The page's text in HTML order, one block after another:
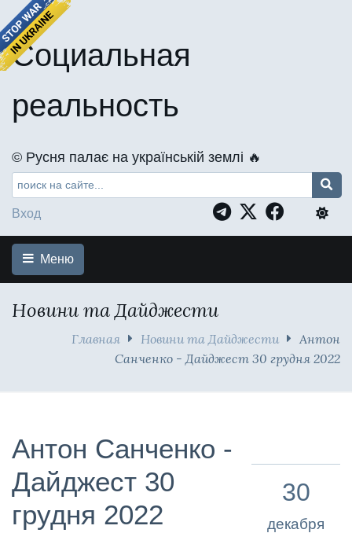
Социальная
реальность
©️ Русня палає на українській землі 🔥
Вход
Меню
Новини та Дайджести
Главная Новини та Дайджести
Антон
Санченко - Дайджест 30 грудня 2022
Антон Санченко -
Дайджест 30
грудня 2022
30
декабря